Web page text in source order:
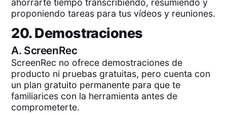
ahorrarte tiempo transcribiendo, resumiendo y
proponiendo tareas para tus vídeos y reuniones.
20. Demostraciones
A. ScreenRec
ScreenRec no ofrece demostraciones de
producto ni pruebas gratuitas, pero cuenta con
un plan gratuito permanente para que te
familiarices con la herramienta antes de
comprometerte.